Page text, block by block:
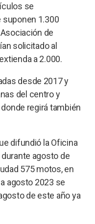
se
suponen 1.300
de
solicitado al
a 2.000.
desde 2017 y
del centro y
regirá también
difundió la Oficina
agosto de
575 motos, en
agosto 2023 se
de este año ya